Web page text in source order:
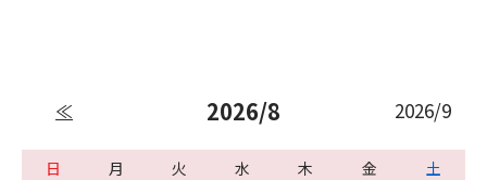
≪ 2026/8 2026/9
日 月 火 水 木 金
土